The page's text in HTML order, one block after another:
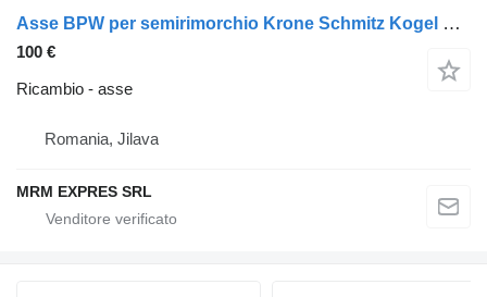
Asse BPW per semirimorchio Krone Schmitz Kogel Fruehauf
100 €
Ricambio - asse
Romania, Jilava
MRM EXPRES SRL